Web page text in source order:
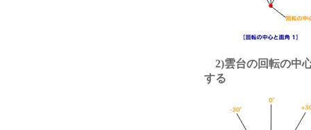
2)雲台の回転の中
する